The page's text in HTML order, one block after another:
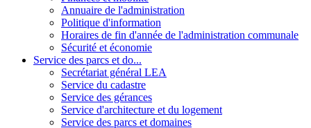
Annuaire de l'administration
Politique d'information
Horaires de fin d'année de l'administration communale
Sécurité et économie
Service des parcs et do...
Secrétariat général LEA
Service du cadastre
Service des gérances
Service d'architecture et du logement
Service des parcs et domaines